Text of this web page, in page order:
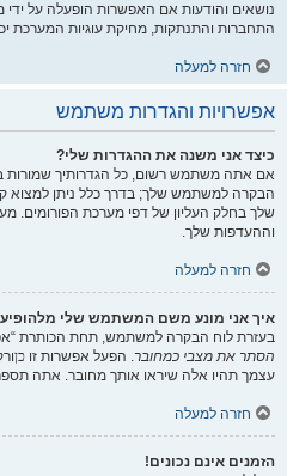
נושאים והודעות אם האפשרות הופעלה על
התחברות והתנתקות, מחיקת עוגיות המערכת
חזרה למעלה
אפשרויות והגדרות משתמש
כיצד אני משנה את ההגדרות שלי?
אם אתה משתמש רשום, כל הגדרותיך שמורות
הבקרה למשתמש שלך; בדרך כלל ניתן למצוא
שלך בחלק העליון של דפי מערכת הפורומים.
וההעדפות שלך.
חזרה למעלה
איך אני מונע משם המשתמש שלי
בעזרת לוח הבקרה למשתמש, תחת הכותרת
הסתר את מצבי כמחובר. הפעל אפשרות זו כן
עצמך תהיו אלה שיראו אותך מחובר. אתה
חזרה למעלה
הזמנים אינם נכונים!